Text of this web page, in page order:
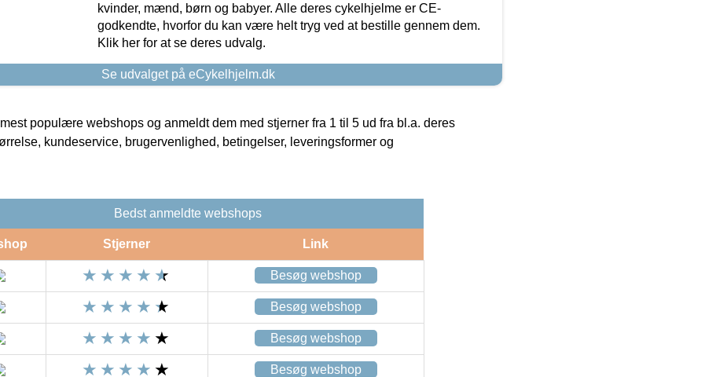
kvinder, mænd, børn og babyer. Alle deres cykelhjelme er CE-
godkendte, hvorfor du kan være helt tryg ved at bestille gennem dem.
Klik her for at se deres udvalg.
Se udvalget på eCykelhjelm.dk
populære webshops og anmeldt dem med stjerner fra 1 til 5 ud fra bl.a. deres
kundeservice, brugervenlighed, betingelser, leveringsformer og
Bedst anmeldte webshops
Stjerner Link
Besøg webshop
Besøg webshop
Besøg webshop
Besøg webshop